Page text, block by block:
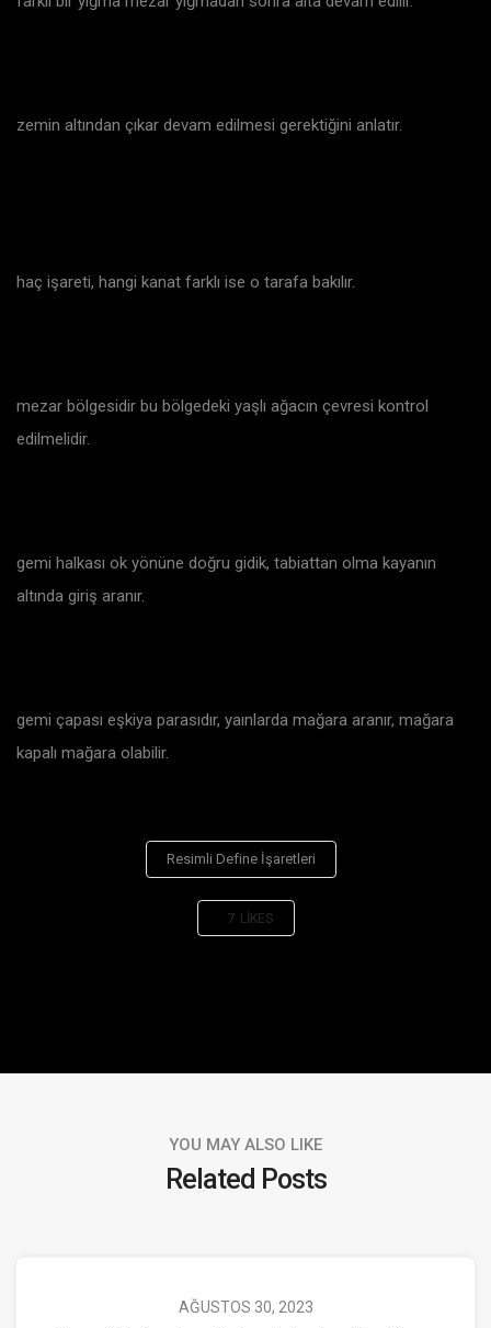
zemin altından çıkar devam edilmesi gerektiğini anlatır.
haç işareti, hangi kanat farklı ise o tarafa bakılır.
mezar bölgesidir bu bölgedeki yaşlı ağacın çevresi kontrol
edilmelidir.
gemi halkası ok yönüne doğru gidik, tabiattan olma kayanın
altında giriş aranır.
gemi çapası eşkiya parasıdır, yaınlarda mağara aranır, mağara
kapalı mağara olabilir.
Resimli Define İşaretleri
7 LIKES
YOU MAY ALSO LIKE
Related Posts
AĞUSTOS 30, 2023